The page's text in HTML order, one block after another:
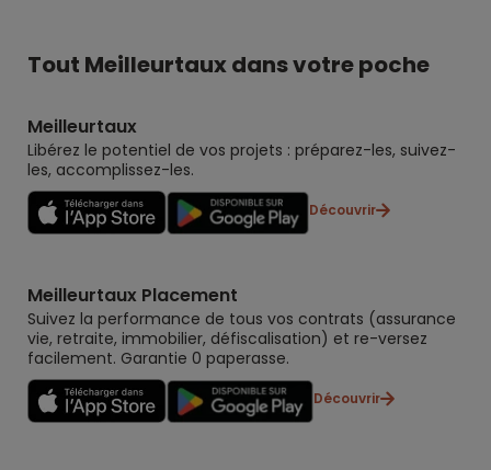
Tout Meilleurtaux dans votre poche
Meilleurtaux
Libérez le potentiel de vos projets : préparez-les, suivez-
les, accomplissez-les.
Découvrir
Meilleurtaux Placement
Suivez la performance de tous vos contrats (assurance
vie, retraite, immobilier, défiscalisation) et re-versez
facilement. Garantie 0 paperasse.
Découvrir